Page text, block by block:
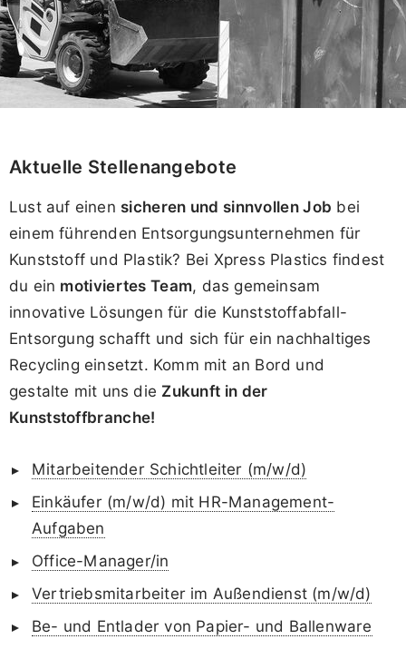
Aktuelle Stellenangebote
Lust auf einen sicheren und sinnvollen Job bei
einem führenden Entsorgungsunternehmen für
Kunststoff und Plastik? Bei Xpress Plastics findest
du ein motiviertes Team, das gemeinsam
innovative Lösungen für die Kunststoffabfall-
Entsorgung schafft und sich für ein nachhaltiges
Recycling einsetzt. Komm mit an Bord und
gestalte mit uns die Zukunft in der
Kunststoffbranche!
Mitarbeitender Schichtleiter (m/w/d)
Einkäufer (m/w/d) mit HR-Management-
Aufgaben
Office-Manager/in
Vertriebsmitarbeiter im Außendienst (m/w/d)
Be- und Entlader von Papier- und Ballenware